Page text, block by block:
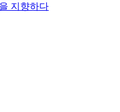
지향하다